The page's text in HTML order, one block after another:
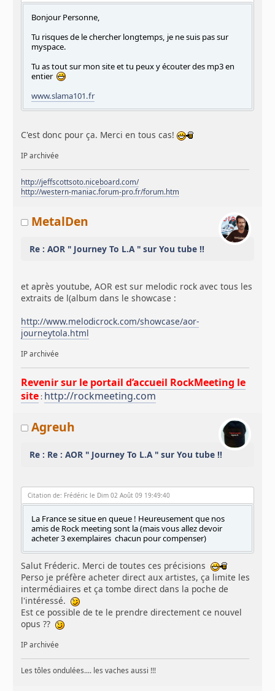
Bonjour Personne,
Tu risques de le chercher longtemps, je ne suis pas sur
myspace.
Tu as tout sur mon site et tu peux y écouter des mp3 en
entier
www.slama101.fr
C'est donc pour ça. Merci en tous cas!
IP archivée
http://jeffscottsoto.niceboard.com/
http://western-maniac.forum-pro.fr/forum.htm
MetalDen
Re : AOR " Journey To L.A " sur You tube !!
et après youtube, AOR est sur melodic rock avec tous les
extraits de l(album dans le showcase :
http://www.melodicrock.com/showcase/aor-
journeytola.html
IP archivée
Revenir sur le portail d’accueil RockMeeting le
site : http://rockmeeting.com
Agreuh
Re : Re : AOR " Journey To L.A " sur You tube !!
Citation de: Frédéric le Dim 02 Août 09 19:49:40
La France se situe en queue ! Heureusement que nos
amis de Rock meeting sont la (mais vous allez devoir
acheter 3 exemplaires chacun pour compenser)
Salut Fréderic. Merci de toutes ces précisions
Perso je préfère acheter direct aux artistes, ça limite les
intermédiaires et ça tombe direct dans la poche de
l'intéressé.
Est ce possible de te le prendre directement ce nouvel
opus ??
IP archivée
Les tôles ondulées.... les vaches aussi !!!